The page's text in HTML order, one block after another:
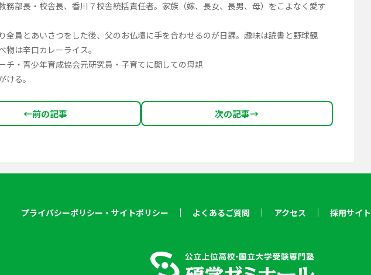
務部長・校舎長、香川７校舎統括責任者。家族（嫁、長女、長男、母）をこよなく愛す
全員とあいさつをした後、父のお仏壇に手を合わせるのが日課。趣味は読書と野球観
物は辛口カレーライス。
チ・青少年育成協会元研究員・子育てに関しての母親
ける。
←前の記事 次の記事→
プライバシーポリシー・サイトポリシー よくあるご質問 アクセス 採用サイト